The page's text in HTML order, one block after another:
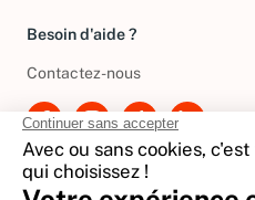
Besoin d'aide ?
Contactez-nous
International